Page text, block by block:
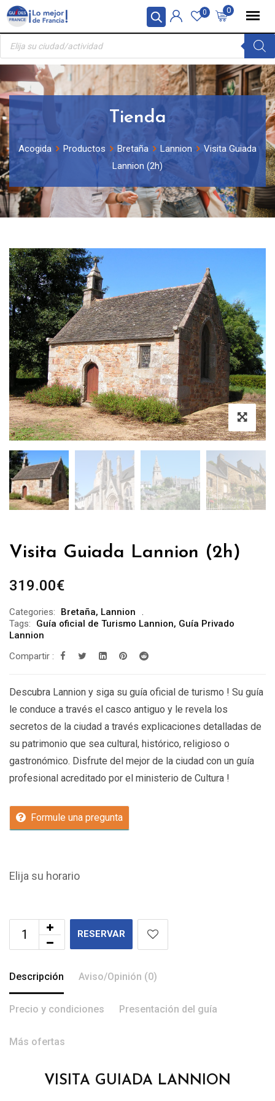
Panel de gestión de cookies
Skip
content
0
0
Búsqueda
productos
Tienda
Acogida Productos Bretaña Lannion
Visita Guiada
Lannion (2h)
Visita Guiada Lannion (2h)
319.00€
Categories: Bretaña, Lannion
Tags:
Guía oficial de Turismo Lannion, Guía Privado
Lannion
Compartir :
Descubra Lannion y siga su guía oficial de turismo ! Su guía
le conduce a través el casco antiguo y le revela los
secretos de la ciudad a través explicaciones detalladas de
su patrimonio que sea cultural, histórico, religioso o
gastronómico. Disfrute del mejor de la ciudad con un guía
profesional acreditado por el ministerio de Cultura !
Formule una pregunta
Elija su horario
RESERVAR
Descripción Aviso/Opinión (0)
Precio y condiciones Presentación del guía
Más ofertas
VISITA GUIADA LANNION